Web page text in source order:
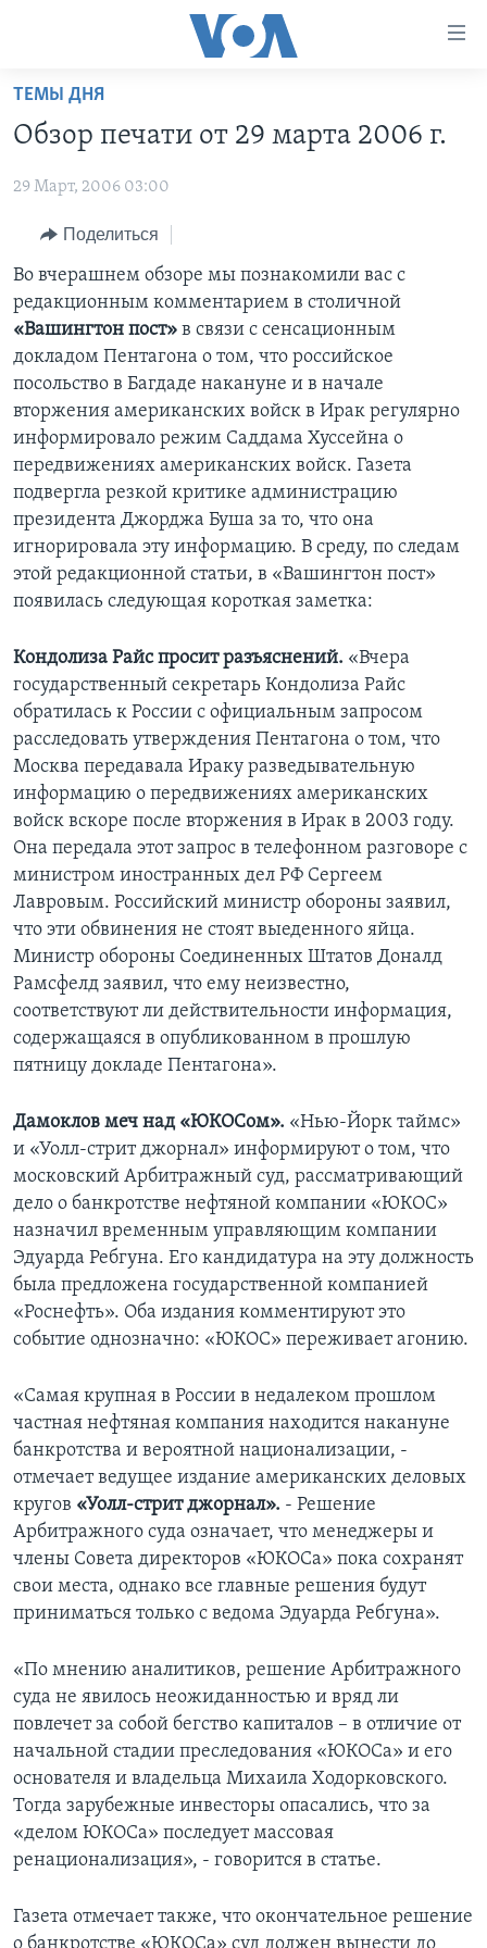
Перейти
основной
Перейти
навигации
Перейти
поиск
ГЛАВНОЕ
ПРОГРАММЫ
АМЕРИКА
НОВОСТИ ЗА МИНУТУ
ИТОГИ
ПОЧЕМУ ЭТО ВАЖНО?
ДИСКУССИЯ VOA
ДЕТАЛИ
НЬЮ-ЙОРК NEW YORK
АМЕРИКА. БОЛЬШОЕ ПУТЕШЕСТВИЕ
ПРОЕКТЫ
УЧИМ АНГЛИЙСКИЙ
НАША АМЕРИКАНСКАЯ ИСТОРИЯ
А КАК В АМЕРИКЕ?
АРТЕФАКТЫ
АМЕРИКАНСКИЕ ГОРОДКИ
ТЕСТЫ
ЭКСПЕРТИЗА
ИНТЕРВЬЮ
ФАКТЫ ПРОТИВ ФЕЙКОВ
ЗА СВОБОДУ ПРЕССЫ
УЧИМ АНГЛИЙСКИЙ
ВИДЕО
ПОДПИСКА НА НОВОСТИ
Learning English
СОЦИАЛЬНЫЕ СЕТИ
Языки
ТЕМЫ ДНЯ
Обзор печати от 29 марта 2006 г.
29 Март, 2006 03:00
Поделиться
Во вчерашнем обзоре мы познакомили вас с
редакционным комментарием в столичной
«Вашингтон пост» в связи с сенсационным
докладом Пентагона о том, что российское
посольство в Багдаде накануне и в начале
вторжения американских войск в Ирак регулярно
информировало режим Саддама Хуссейна о
передвижениях американских войск. Газета
подвергла резкой критике администрацию
президента Джорджа Буша за то, что она
игнорировала эту информацию. В среду, по следам
этой редакционной статьи, в «Вашингтон пост»
появилась следующая короткая заметка:
Кондолиза Райс просит разъяснений. «Вчера
государственный секретарь Кондолиза Райс
обратилась к России с официальным запросом
расследовать утверждения Пентагона о том, что
Москва передавала Ираку разведывательную
информацию о передвижениях американских
войск вскоре после вторжения в Ирак в 2003 году.
Она передала этот запрос в телефонном разговоре с
министром иностранных дел РФ Сергеем
Лавровым. Российский министр обороны заявил,
что эти обвинения не стоят выеденного яйца.
Министр обороны Соединенных Штатов Доналд
Рамсфелд заявил, что ему неизвестно,
соответствуют ли действительности информация,
содержащаяся в опубликованном в прошлую
пятницу докладе Пентагона».
Дамоклов меч над «ЮКОСом». «Нью-Йорк таймс»
и «Уолл-стрит джорнал» информируют о том, что
московский Арбитражный суд, рассматривающий
дело о банкротстве нефтяной компании «ЮКОС»
назначил временным управляющим компании
Эдуарда Ребгуна. Его кандидатура на эту должность
была предложена государственной компанией
«Роснефть». Оба издания комментируют это
событие однозначно: «ЮКОС» переживает агонию.
«Самая крупная в России в недалеком прошлом
частная нефтяная компания находится накануне
банкротства и вероятной национализации, -
отмечает ведущее издание американских деловых
кругов «Уолл-стрит джорнал». - Решение
Арбитражного суда означает, что менеджеры и
члены Совета директоров «ЮКОСа» пока сохранят
свои места, однако все главные решения будут
приниматься только с ведома Эдуарда Ребгуна».
«По мнению аналитиков, решение Арбитражного
суда не явилось неожиданностью и вряд ли
повлечет за собой бегство капиталов – в отличие от
начальной стадии преследования «ЮКОСа» и его
основателя и владельца Михаила Ходорковского.
Тогда зарубежные инвесторы опасались, что за
«делом ЮКОСа» последует массовая
ренационализация», - говорится в статье.
Газета отмечает также, что окончательное решение